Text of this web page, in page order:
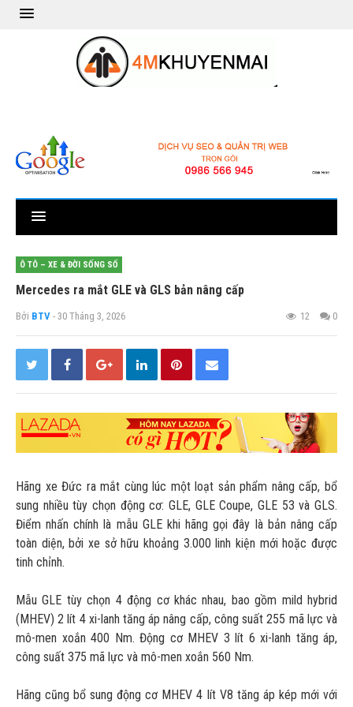
Ô TÔ – XE & ĐỜI SỐNG SỐ
Mercedes ra mắt GLE và GLS bản nâng cấp
Bởi BTV - 30 Tháng 3, 2026 12 0
Hãng xe Đức ra mắt cùng lúc một loạt sản phẩm nâng cấp, bổ
sung nhiều tùy chọn động cơ: GLE, GLE Coupe, GLE 53 và GLS.
Điểm nhấn chính là mẫu GLE khi hãng gọi đây là bản nâng cấp
toàn diện, bởi xe sở hữu khoảng 3.000 linh kiện mới hoặc được
tinh chỉnh.
Mẫu GLE tùy chọn 4 động cơ khác nhau, bao gồm mild hybrid
(MHEV) 2 lít 4 xi-lanh tăng áp nâng cấp, công suất 255 mã lực và
mô-men xoắn 400 Nm. Động cơ MHEV 3 lít 6 xi-lanh tăng áp,
công suất 375 mã lực và mô-men xoắn 560 Nm.
Hãng cũng bổ sung động cơ MHEV 4 lít V8 tăng áp kép mới với